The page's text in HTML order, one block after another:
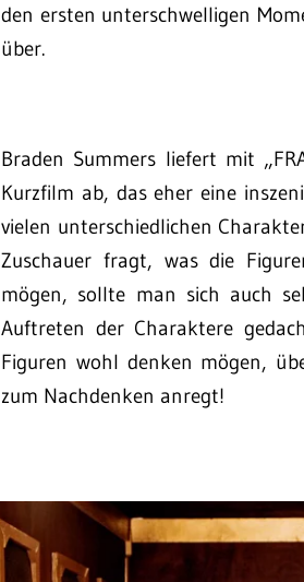
den ersten unterschwelligen
über.
Braden Summers liefert mit
Kurzfilm ab, das eher eine
vielen unterschiedlichen
Zuschauer fragt, was die
mögen, sollte man sich auch
Auftreten der Charaktere
Figuren wohl denken mögen,
zum Nachdenken anregt!